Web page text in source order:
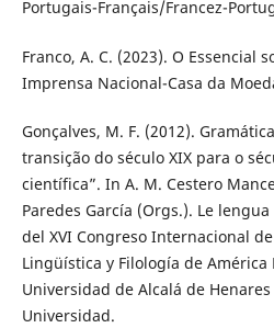
Portugais-Français/Francez-
Franco, A. C. (2023). O Essencial
Imprensa Nacional-Casa da
Gonçalves, M. F. (2012).
transição do século XIX para o
científica”. In A. M. Cestero
Paredes García (Orgs.). Le
del XVI Congreso Internacional
Lingüística y Filología de América
Universidad de Alcalá de
Universidad.